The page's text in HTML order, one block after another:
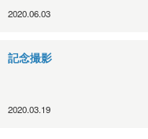
2020.06.03
記念撮影
2020.03.19